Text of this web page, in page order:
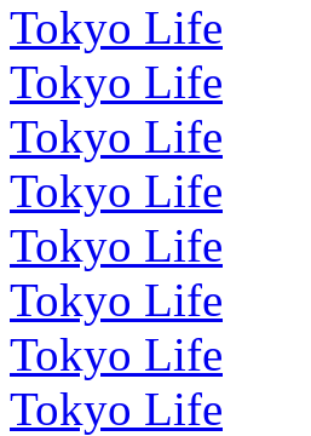
Tokyo Life
Tokyo Life
Tokyo Life
Tokyo Life
Tokyo Life
Tokyo Life
Tokyo Life
Tokyo Life